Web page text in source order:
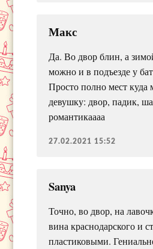
Макс
Да. Во двор блин, а
можно и в подъезде у
Просто полно мест куда
девушку: двор, падик,
романтикаааа
27.02.2021 15:52
Sanya
Точно, во двор, на
вина краснодарского и
пластиковыми.